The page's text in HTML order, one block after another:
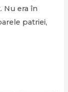
Nu era în
patriei,